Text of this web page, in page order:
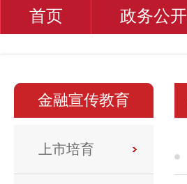
首页 政务公开
金融宣传教育
上市培育